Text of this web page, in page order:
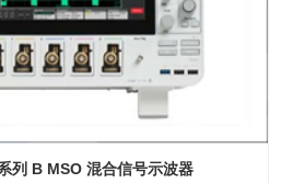
列 B MSO 混合信号示波器